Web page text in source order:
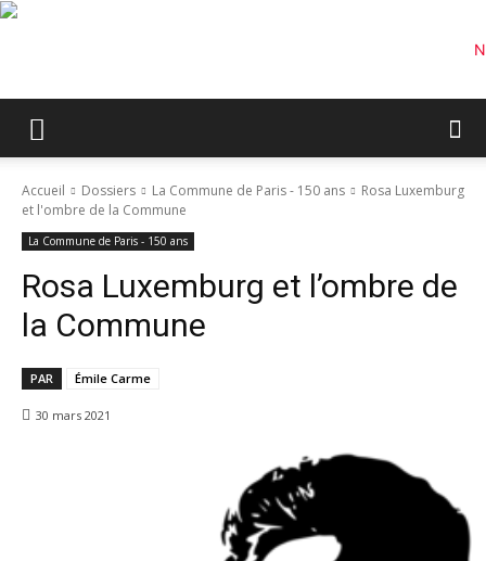
Accueil Dossiers La Commune de Paris - 150 ans
Rosa Luxemburg
et l'ombre de la Commune
La Commune de Paris - 150 ans
Rosa Luxemburg et l’ombre de
la Commune
PAR Émile Carme
30 mars 2021